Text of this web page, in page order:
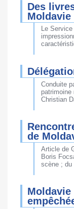
Des
Moldavie
Le
Conduite
Christian
de
Article de
Boris
scène ;
Moldavie